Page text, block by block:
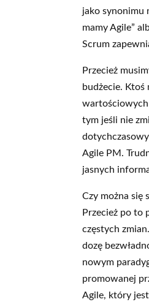
jako synonimu
mamy Agile”
Scrum
Przecież
budżecie. Ktoś
wartościowych
tym jeśli nie
Agile PM.
jasnych
Czy można się
Przecież po to
częstych
dozę
nowym
promowanej
Agile, który